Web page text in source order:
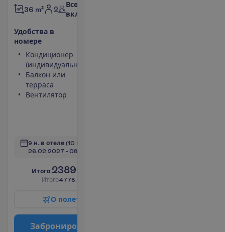
36 m² 2
Все
включено
Удобства в
номере
Кондиционер
(индивидуальный)
Балкон или
терраса
Вентилятор
9 н. в отеле (10 н. всего)
26.02.2027 - 08.03.2027
И того:2389.00
Итого4778.00
О полет
Заброниро